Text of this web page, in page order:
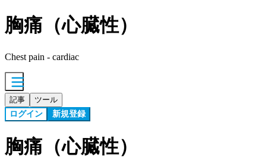
胸痛（心臓性）
Chest pain - cardiac
記事 ツール
ログイン 新規登録
胸痛（心臓性）